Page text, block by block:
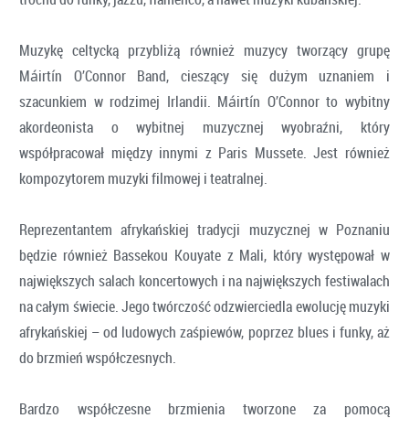
Muzykę celtycką przybliżą również muzycy tworzący grupę
Máirtín O’Connor Band, cieszący się dużym uznaniem i
szacunkiem w rodzimej Irlandii. Máirtín O’Connor to wybitny
akordeonista o wybitnej muzycznej wyobraźni, który
współpracował między innymi z Paris Mussete. Jest również
kompozytorem muzyki filmowej i teatralnej.
Reprezentantem afrykańskiej tradycji muzycznej w Poznaniu
będzie również Bassekou Kouyate z Mali, który występował w
największych salach koncertowych i na największych festiwalach
na całym świecie. Jego twórczość odzwierciedla ewolucję muzyki
afrykańskiej – od ludowych zaśpiewów, poprzez blues i funky, aż
do brzmień współczesnych.
Bardzo współczesne brzmienia tworzone za pomocą